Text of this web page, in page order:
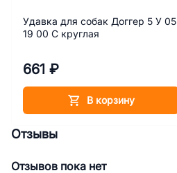
Удавка для собак Доггер 5 У 05
19 00 С круглая
661 ₽
В корзину
Отзывы
Отзывов пока нет